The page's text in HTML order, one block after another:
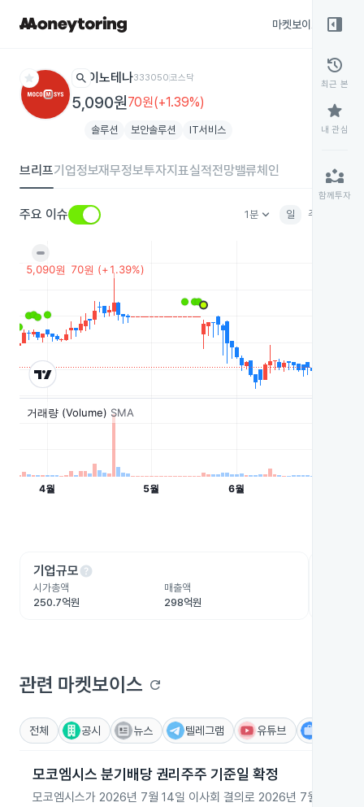
마켓보이스
star search 이노테나333050코스닥
5,090원70원(+1.39%)
솔루션 보안솔루션 IT서비스
브리프기업정보재무정보투자지표실적전망밸류체인
주요 이슈 1분keyboard_arrow_down 일 주
기업규모help
시가총액
250.7억원
매출액
298억원
관련 마켓보이스 refresh
전체 공시 뉴스 텔레그램 유튜브
모코엠시스 분기배당 권리주주 기준일 확정
모코엠시스가 2026년 7월 14일 이사회 결의로 2026년 7월 29일을
right_panel_open
history
최근 본
star
내 관심
partner_exchange
함께투자